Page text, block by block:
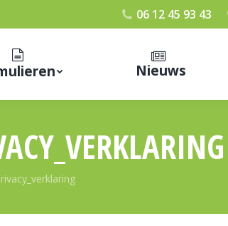
06 12 45 93 43
Nieuws